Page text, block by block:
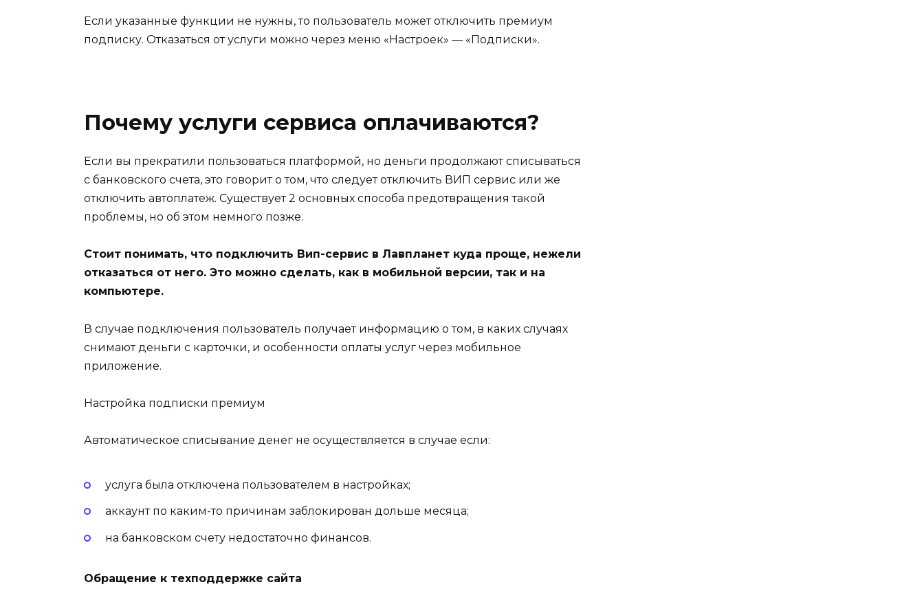
Если указанные функции не нужны, то пользователь может отключить премиум
подписку. Отказаться от услуги можно через меню «Настроек» — «Подписки».
Почему услуги сервиса оплачиваются?
Если вы прекратили пользоваться платформой, но деньги продолжают списываться
с банковского счета, это говорит о том, что следует отключить ВИП сервис или же
отключить автоплатеж. Существует 2 основных способа предотвращения такой
проблемы, но об этом немного позже.
Стоит понимать, что подключить Вип-сервис в Лавпланет куда проще, нежели
отказаться от него. Это можно сделать, как в мобильной версии, так и на
компьютере.
В случае подключения пользователь получает информацию о том, в каких случаях
снимают деньги с карточки, и особенности оплаты услуг через мобильное
приложение.
Настройка подписки премиум
Автоматическое списывание денег не осуществляется в случае если:
услуга была отключена пользователем в настройках;
аккаунт по каким-то причинам заблокирован дольше месяца;
на банковском счету недостаточно финансов.
Обращение к техподдержке сайта